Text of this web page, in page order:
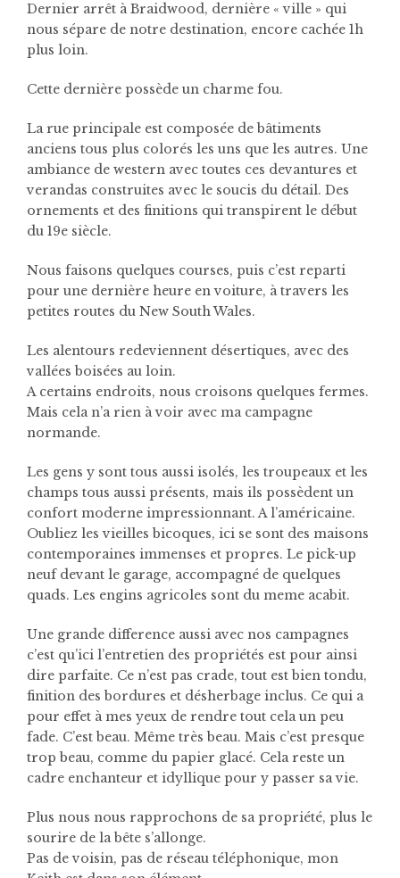
Dernier arrêt à Braidwood, dernière « ville » qui
nous sépare de notre destination, encore cachée 1h
plus loin.
Cette dernière possède un charme fou.
La rue principale est composée de bâtiments
anciens tous plus colorés les uns que les autres. Une
ambiance de western avec toutes ces devantures et
verandas construites avec le soucis du détail. Des
ornements et des finitions qui transpirent le début
du 19e siècle.
Nous faisons quelques courses, puis c’est reparti
pour une dernière heure en voiture, à travers les
petites routes du New South Wales.
Les alentours redeviennent désertiques, avec des
vallées boisées au loin.
A certains endroits, nous croisons quelques fermes.
Mais cela n’a rien à voir avec ma campagne
normande.
Les gens y sont tous aussi isolés, les troupeaux et les
champs tous aussi présents, mais ils possèdent un
confort moderne impressionnant. A l’américaine.
Oubliez les vieilles bicoques, ici se sont des maisons
contemporaines immenses et propres. Le pick-up
neuf devant le garage, accompagné de quelques
quads. Les engins agricoles sont du meme acabit.
Une grande difference aussi avec nos campagnes
c’est qu’ici l’entretien des propriétés est pour ainsi
dire parfaite. Ce n’est pas crade, tout est bien tondu,
finition des bordures et désherbage inclus. Ce qui a
pour effet à mes yeux de rendre tout cela un peu
fade. C’est beau. Même très beau. Mais c’est presque
trop beau, comme du papier glacé. Cela reste un
cadre enchanteur et idyllique pour y passer sa vie.
Plus nous nous rapprochons de sa propriété, plus le
sourire de la bête s’allonge.
Pas de voisin, pas de réseau téléphonique, mon